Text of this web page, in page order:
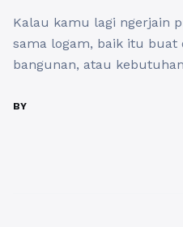
Kalau kamu lagi ngerjain
sama logam, baik itu buat
bangunan, atau
cuma satu: laser cutting.
BY